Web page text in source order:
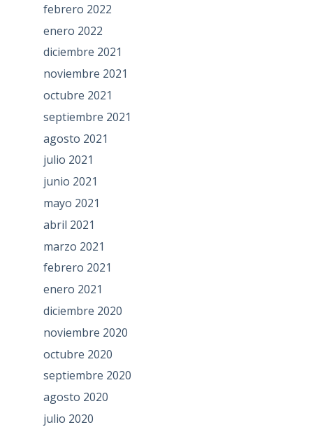
febrero 2022
enero 2022
diciembre 2021
noviembre 2021
octubre 2021
septiembre 2021
agosto 2021
julio 2021
junio 2021
mayo 2021
abril 2021
marzo 2021
febrero 2021
enero 2021
diciembre 2020
noviembre 2020
octubre 2020
septiembre 2020
agosto 2020
julio 2020